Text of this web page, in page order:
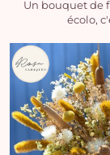
Un bouquet de
écolo,